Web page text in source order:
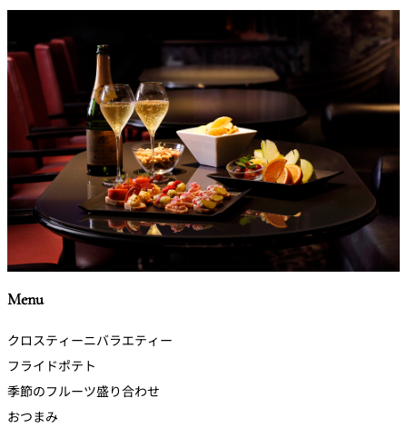
Menu
クロスティーニバラエティー
フライドポテト
季節のフルーツ盛り合わせ
おつまみ